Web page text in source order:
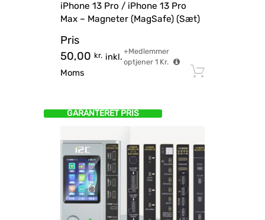
iPhone 13 Pro / iPhone 13 Pro
Max – Magneter (MagSafe) (Sæt)
Pris
50,00 kr. inkl.
Moms
+Medlemmer
optjener 1Kr.
GARANTERET PRIS